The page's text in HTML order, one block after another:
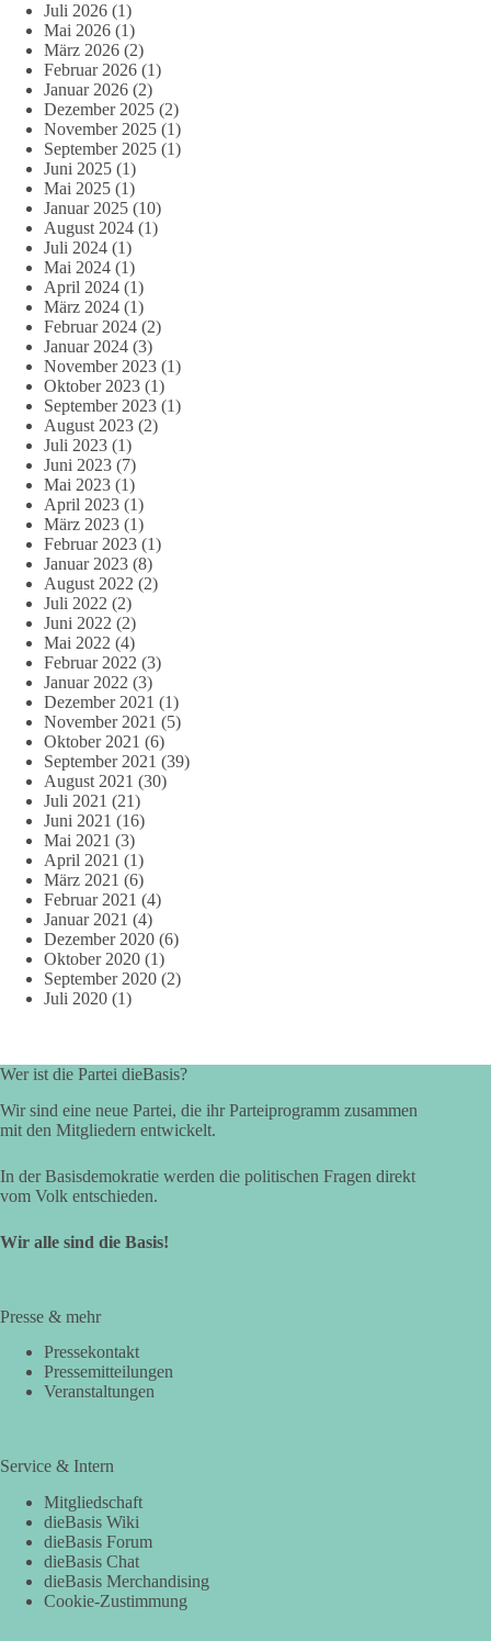
Juli 2026 (1)
Mai 2026 (1)
März 2026 (2)
Februar 2026 (1)
Januar 2026 (2)
Dezember 2025 (2)
November 2025 (1)
September 2025 (1)
Juni 2025 (1)
Mai 2025 (1)
Januar 2025 (10)
August 2024 (1)
Juli 2024 (1)
Mai 2024 (1)
April 2024 (1)
März 2024 (1)
Februar 2024 (2)
Januar 2024 (3)
November 2023 (1)
Oktober 2023 (1)
September 2023 (1)
August 2023 (2)
Juli 2023 (1)
Juni 2023 (7)
Mai 2023 (1)
April 2023 (1)
März 2023 (1)
Februar 2023 (1)
Januar 2023 (8)
August 2022 (2)
Juli 2022 (2)
Juni 2022 (2)
Mai 2022 (4)
Februar 2022 (3)
Januar 2022 (3)
Dezember 2021 (1)
November 2021 (5)
Oktober 2021 (6)
September 2021 (39)
August 2021 (30)
Juli 2021 (21)
Juni 2021 (16)
Mai 2021 (3)
April 2021 (1)
März 2021 (6)
Februar 2021 (4)
Januar 2021 (4)
Dezember 2020 (6)
Oktober 2020 (1)
September 2020 (2)
Juli 2020 (1)
Wer ist die Partei dieBasis?
Wir sind eine neue Partei, die ihr Parteiprogramm zusammen
mit den Mitgliedern entwickelt.
In der Basisdemokratie werden die politischen Fragen direkt
vom Volk entschieden.
Wir alle sind die Basis!
Presse & mehr
Pressekontakt
Pressemitteilungen
Veranstaltungen
Service & Intern
Mitgliedschaft
dieBasis Wiki
dieBasis Forum
dieBasis Chat
dieBasis Merchandising
Cookie-Zustimmung